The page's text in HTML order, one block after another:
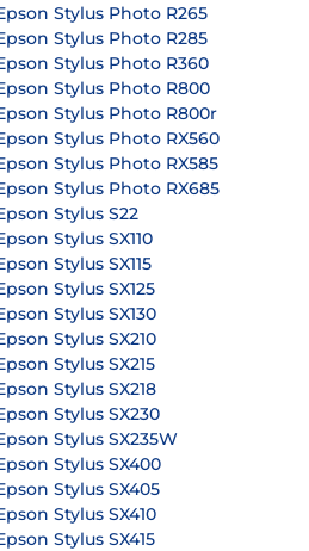
Stylus Photo R265
Stylus Photo R285
Stylus Photo R360
Stylus Photo R800
Stylus Photo R800r
Stylus Photo RX560
Stylus Photo RX585
Stylus Photo RX685
Stylus S22
Stylus SX110
Stylus SX115
Stylus SX125
Stylus SX130
Stylus SX210
Stylus SX215
Stylus SX218
Stylus SX230
Stylus SX235W
Stylus SX400
Stylus SX405
Stylus SX410
Stylus SX415